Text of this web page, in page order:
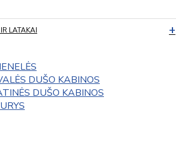
LATAKAI
DUŠO KABINOS
DUŠO KABINOS